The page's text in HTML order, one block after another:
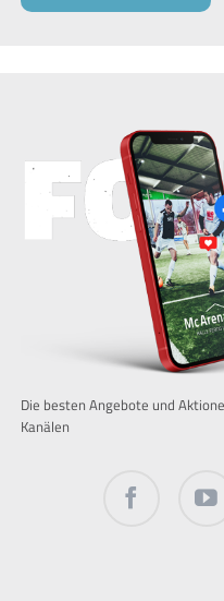
Die besten Angebote und
Kanälen